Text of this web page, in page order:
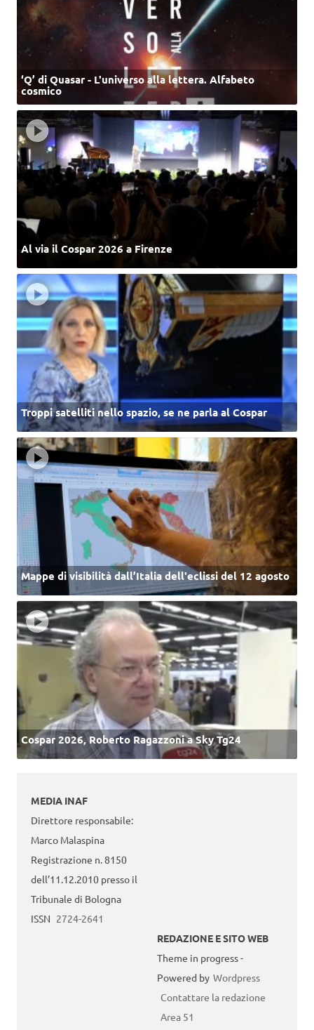
‘Q’ di Quasar - L'universo alla lettera. Alfabeto
cosmico
Al via il Cospar 2026 a Firenze
Troppi satelliti nello spazio, se ne parla al Cospar
Mappe di visibilità dall’Italia dell'eclissi del 12 agosto
Cospar 2026, Roberto Ragazzoni a Sky Tg24
MEDIA INAF
Direttore responsabile:
Marco Malaspina
Registrazione n. 8150
dell’11.12.2010 presso il
Tribunale di Bologna
ISSN 2724-2641
REDAZIONE E SITO WEB
Theme in progress -
Powered by Wordpress
Contattare la redazione
Area 51